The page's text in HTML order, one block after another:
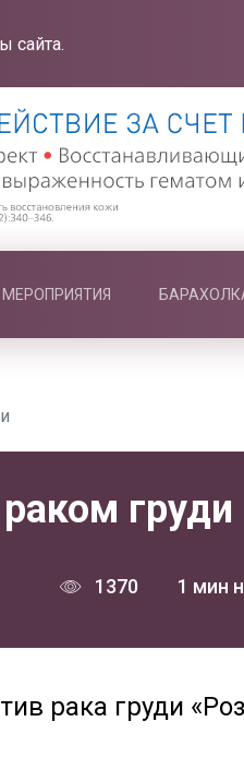
сайта.
МЕРОПРИЯТИЯ
груди
1370 1 мин
рака груди